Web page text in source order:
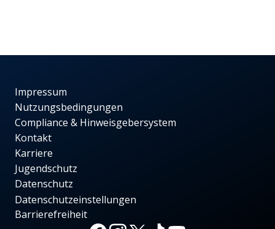
Impressum
Nutzungsbedingungen
Compliance & Hinweisgebersystem
Kontakt
Karriere
Jugendschutz
Datenschutz
Datenschutzeinstellungen
Barrierefreiheit